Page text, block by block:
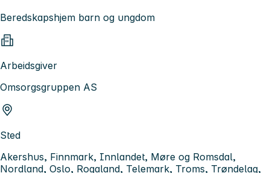
Beredskapshjem barn og ungdom
Arbeidsgiver
Omsorgsgruppen AS
Sted
Akershus, Finnmark, Innlandet, Møre og Romsdal,
Nordland, Oslo, Rogaland, Telemark, Troms, Trøndelag,